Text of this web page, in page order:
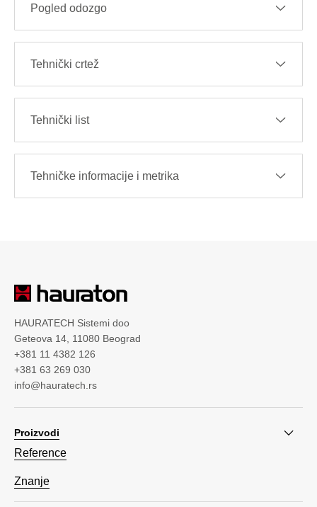
Pogled odozgo
Tehnički crtež
Tehnički list
Tehničke informacije i metrika
HAURATECH Sistemi doo
Geteova 14, 11080 Beograd
+381 11 4382 126
+381 63 269 030
info@hauratech.rs
Proizvodi
Reference
Znanje